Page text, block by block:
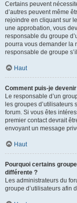
Certains peuvent
d’autres peuvent même
rejoindre en cliquant sur
une approbation, vous
responsable du groupe
pourra vous demander la
responsable de groupe
Haut
Comment puis-je
Le responsable d’un
les groupes
forum. Si vous êtes
premier contact devrait
envoyant un message
Haut
Pourquoi certains
différente ?
Les administrateurs du
groupe d’utilisateurs afin